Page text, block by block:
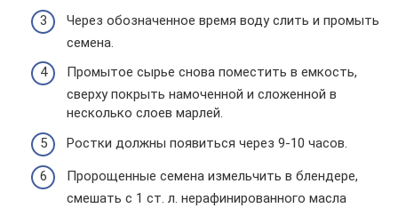
Через обозначенное время воду слить и промыть
семена.
Промытое сырье снова поместить в емкость,
сверху покрыть намоченной и сложенной в
несколько слоев марлей.
Ростки должны появиться через 9-10 часов.
Пророщенные семена измельчить в блендере,
смешать с 1 ст. л. нерафинированного масла